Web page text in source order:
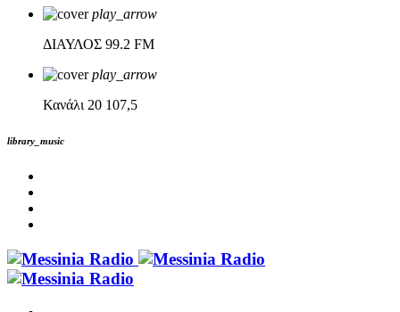
play_arrow
ΔΙΑΥΛΟΣ 99.2 FM
play_arrow
Κανάλι 20 107,5
library_music